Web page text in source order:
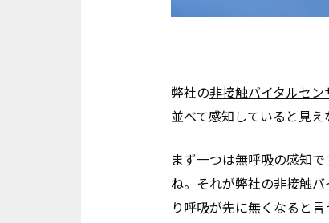
弊社の非接触バイタルセン
並べて感知していると見え
まず一つは無呼吸の感知
ね。それが弊社の非接触
り呼吸が先に無くなると言